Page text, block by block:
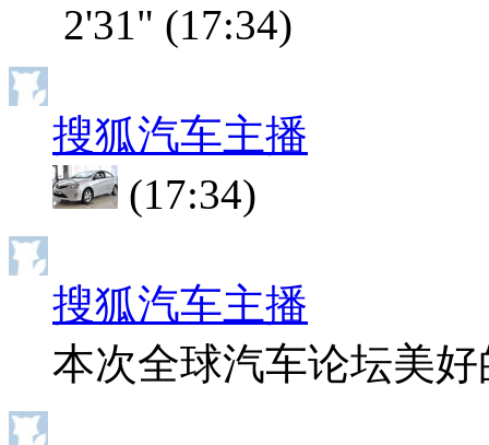
2'31" (17:34)
搜狐汽车主播
(17:34)
搜狐汽车主播
本次全球汽车论坛美